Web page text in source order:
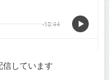
信しています